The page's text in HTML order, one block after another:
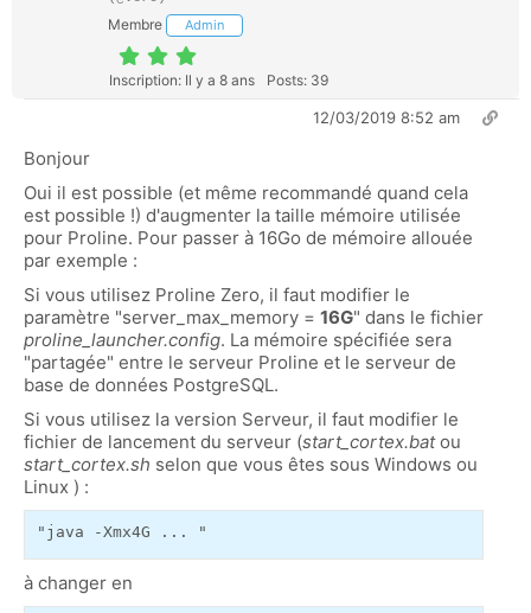
Membre Admin
Inscription: Il y a 8 ans Posts: 39
12/03/2019 8:52 am
Bonjour
Oui il est possible (et même recommandé quand cela
est possible !) d'augmenter la taille mémoire utilisée
pour Proline. Pour passer à 16Go de mémoire allouée
par exemple :
Si vous utilisez Proline Zero, il faut modifier le
paramètre "server_max_memory = 16G" dans le fichier
proline_launcher.config. La mémoire spécifiée sera
"partagée" entre le serveur Proline et le serveur de
base de données PostgreSQL.
Si vous utilisez la version Serveur, il faut modifier le
fichier de lancement du serveur (start_cortex.batou
start_cortex.sh selon que vous êtes sous Windows ou
Linux ) :
"java -Xmx4G ... "
à changer en